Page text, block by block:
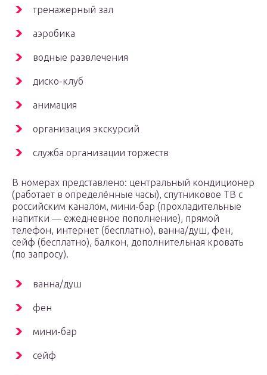
тренажерный зал
аэробика
водные развлечения
диско-клуб
анимация
организация экскурсий
служба организации торжеств
В номерах представлено: центральный кондиционер
(работает в определённые часы), спутниковое ТВ с
российским каналом, мини-бар (прохладительные
напитки — ежедневное пополнение), прямой
телефон, интернет (бесплатно), ванна/душ, фен,
сейф (бесплатно), балкон, дополнительная кровать
(по запросу).
ванна/душ
фен
мини-бар
сейф